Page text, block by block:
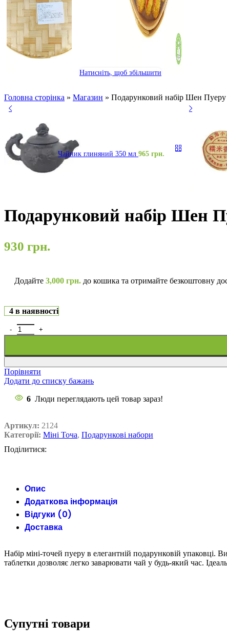
Натисніть, щоб збільшити
Головна сторінка » Магазин » Подарунковий набір Шен
Чайник глиняний 350 мл 965 грн.
Подарунковий набір Шен
930 грн.
Додайте 3,000 грн. до кошика та отримайте безкоштовну
4 в наявності
Порівняти
Додати до списку бажань
6 Люди переглядають цей товар зараз!
Артикул: 2124
Категорії: Міні Точа, Подарункові набори
Поділитися:
Опис
Додаткова інформація
Відгуки (0)
Доставка
Набір міні-точей пуеру в елегантній подарунковій
таблетки дозволяє легко заварювати чай у будь-який час.
Супутні товари